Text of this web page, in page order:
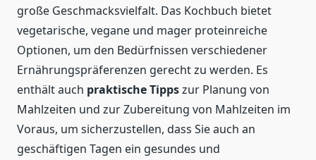
große Geschmacksvielfalt. Das Kochbuch bietet
vegetarische, vegane und mager proteinreiche
Optionen, um den Bedürfnissen verschiedener
Ernährungspräferenzen gerecht zu werden. Es
enthält auch praktische Tippszur Planung von
Mahlzeiten und zur Zubereitung von Mahlzeiten im
Voraus, um sicherzustellen, dass Sie auch an
geschäftigen Tagen ein gesundes und